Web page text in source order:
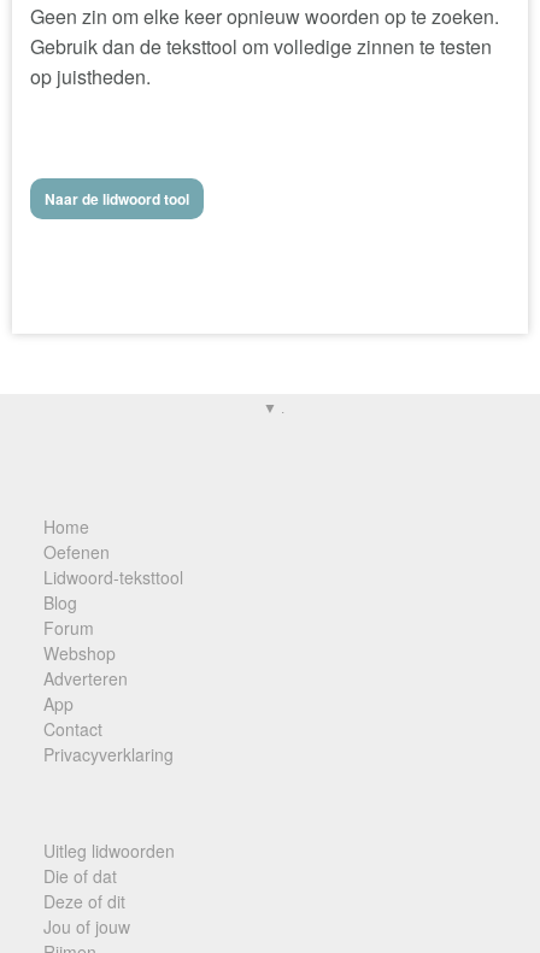
Geen zin om elke keer opnieuw woorden op te zoeken.
Gebruik dan de teksttool om volledige zinnen te testen
op juistheden.
Naar de lidwoord tool
▼ .
Home
Oefenen
Lidwoord-teksttool
Blog
Forum
Webshop
Adverteren
App
Contact
Privacyverklaring
Uitleg lidwoorden
Die of dat
Deze of dit
Jou of jouw